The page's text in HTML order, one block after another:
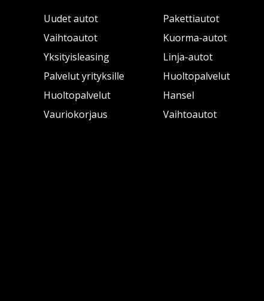
Uudet autot
Vaihtoautot
Yksityisleasing
Palvelut yrityksille
Huoltopalvelut
Vauriokorjaus
Pakettiautot
Kuorma-autot
Linja-autot
Huoltopalvelut
Hansel
Vaihtoautot